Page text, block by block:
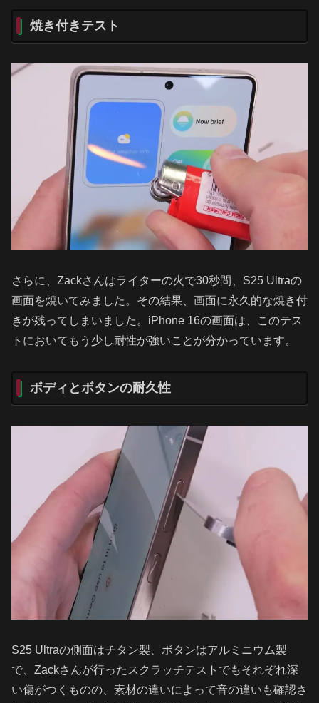
焼き付きテスト
さらに、Zackさんはライターの火で30秒間、S25 Ultraの
画面を焼いてみました。その結果、画面に永久的な焼き付
きが残ってしまいました。iPhone 16の画面は、このテス
トにおいてもう少し耐性が強いことが分かっています。
ボディとボタンの耐久性
S25 Ultraの側面はチタン製、ボタンはアルミニウム製
で、Zackさんが行ったスクラッチテストでもそれぞれ深
い傷がつくものの、素材の違いによって音の違いも確認さ